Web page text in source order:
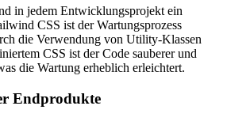
in jedem Entwicklungsprojekt ein
CSS ist der Wartungsprozess
die Verwendung von Utility-Klassen
CSS ist der Code sauberer und
die Wartung erheblich erleichtert.
Endprodukte